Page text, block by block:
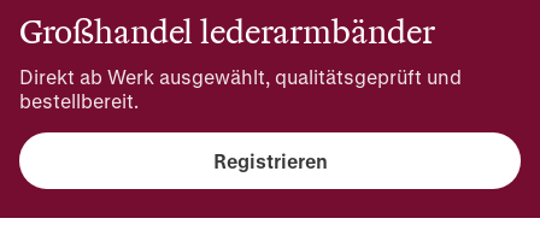
Großhandel lederarmbänder
Direkt ab Werk ausgewählt, qualitätsgeprüft und
bestellbereit.
Registrieren